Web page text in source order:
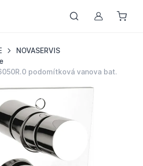
Můj účet
NOVASERVIS
podomítková vanova bat.